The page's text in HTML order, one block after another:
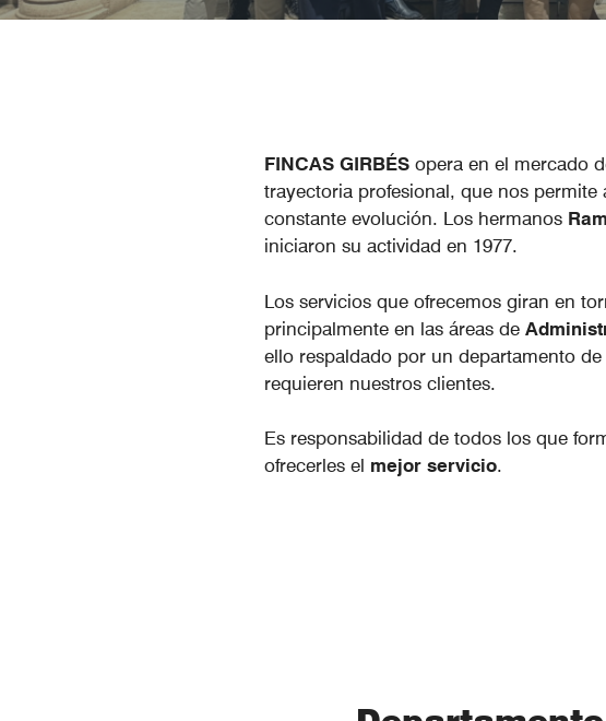
FINCAS GIRBÉS opera en el mercado
trayectoria profesional, que nos
constante evolución. Los hermanos
iniciaron su actividad en 1977.
Los servicios que ofrecemos giran en
principalmente en las áreas de
ello respaldado por un departamento
requieren nuestros clientes.
Es responsabilidad de todos los que
ofrecerles el mejor servicio.